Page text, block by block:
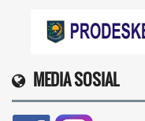
MEDIA SOSIAL